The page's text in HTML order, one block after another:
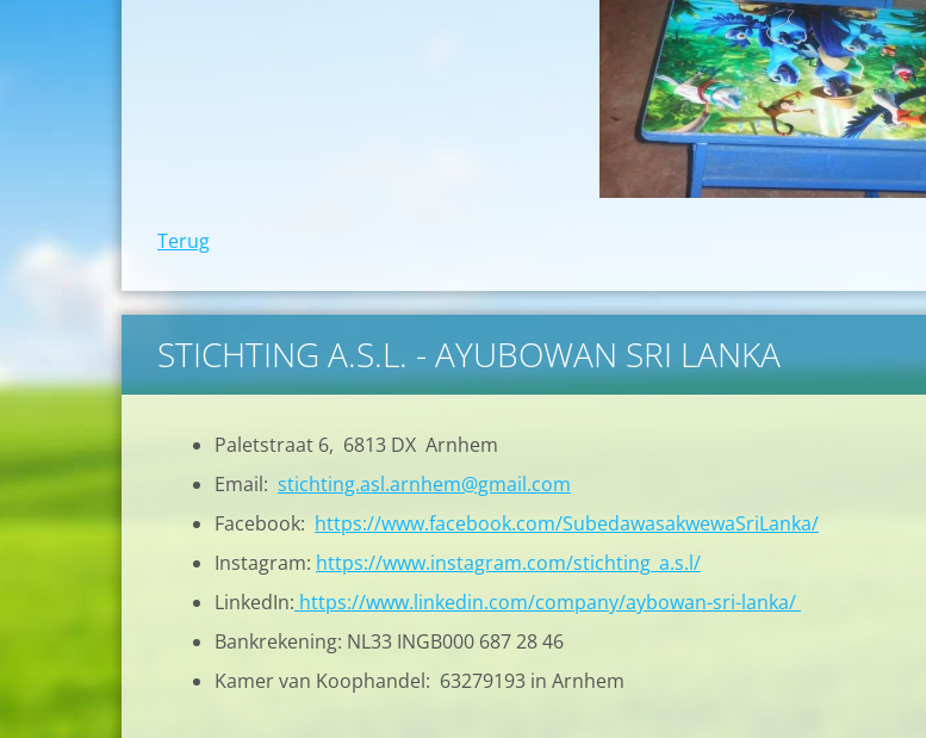
Terug
STICHTING A.S.L. - AYUBOWAN SRI LANKA
Paletstraat 6, 6813 DX Arnhem
Email: stichting.asl.arnhem@gmail.com
Facebook: https://www.facebook.com/SubedawasakwewaSriLanka/
Instagram: https://www.instagram.com/stichting_a.s.l/
LinkedIn: https://www.linkedin.com/company/aybowan-sri-lanka/
Bankrekening: NL33 INGB000 687 28 46
Kamer van Koophandel: 63279193 in Arnhem